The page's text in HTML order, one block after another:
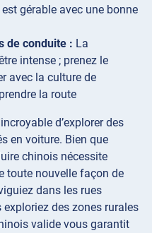
gérable avec une bonne
de conduite : La
intense ; prenez le
avec la culture de
la route
d’explorer des
en voiture. Bien que
chinois nécessite
toute nouvelle façon de
dans les rues
des zones rurales
valide vous garantit